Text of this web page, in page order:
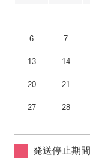
6 7
13 14
20 21
27 28
発送停止期間